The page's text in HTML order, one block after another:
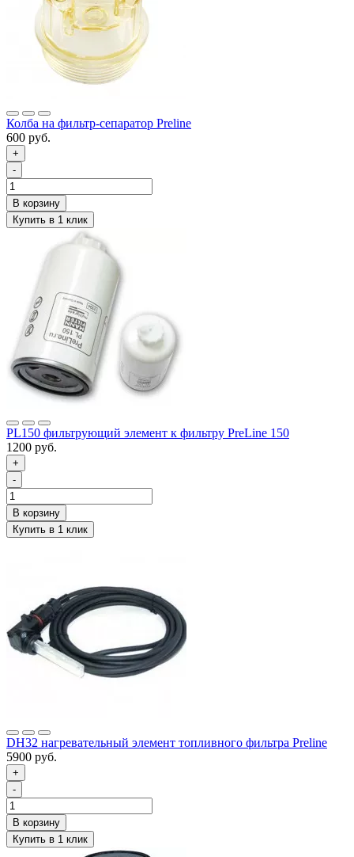
Колба на фильтр-сепаратор Preline
600 руб.
+
-
PL150 фильтрующий элемент к фильтру PreLine 150
1200 руб.
+
-
DH32 нагревательный элемент топливного фильтра Preline
5900 руб.
+
-